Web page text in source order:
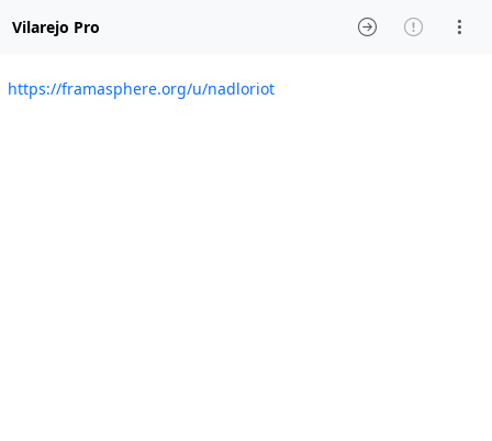
Vilarejo Pro
https://framasphere.org/u/nadloriot